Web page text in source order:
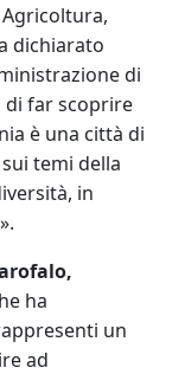
dichiarato
di
di far scoprire
è una città di
temi della
in
ha
un
ad